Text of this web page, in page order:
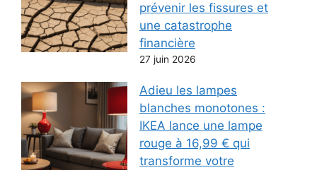
prévenir les fissures et
une catastrophe
financière
27 juin 2026
Adieu les lampes
blanches monotones :
IKEA lance une lampe
rouge à 16,99 € qui
transforme votre